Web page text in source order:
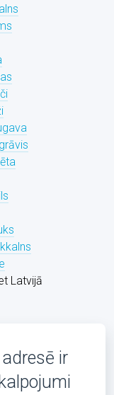
Latvijā
ir